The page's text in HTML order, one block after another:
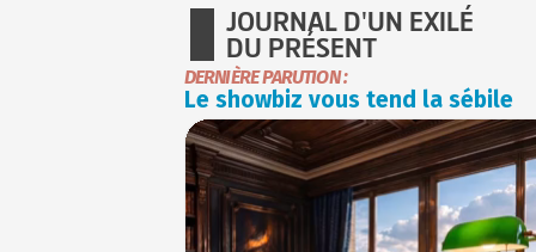
JOURNAL D'UN EXILÉ
DU PRÉSENT
DERNIÈRE PARUTION :
Le showbiz vous tend la sébile